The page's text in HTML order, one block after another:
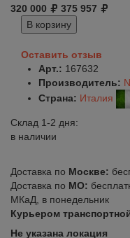
320 000
375 957
В корзину
Оставить отзыв
Арт.: 167632
Производитель:
Страна: Италия
Склад 1-2 дня:
в наличии
Доставка по Москве:
Доставка по МО:
МКаД, в понедельник
Курьером
Не указана локация